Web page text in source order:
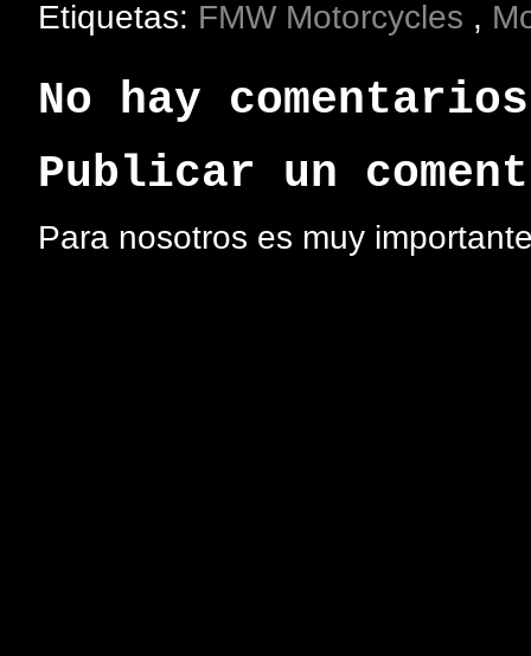
Etiquetas: FMW Motorcycles ,
No hay
Publicar un
Para nosotros es muy